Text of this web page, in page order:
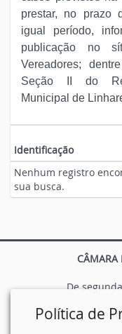
prestar, no prazo
igual período,
publicação no
Vereadores;
Seção II do
Municipal de
Identificação
Nenhum registro
sua busca.
CÂMARA
De
E-mail:
Política de